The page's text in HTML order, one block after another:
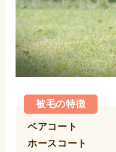
被毛の特徴
ベアコート
ホースコート